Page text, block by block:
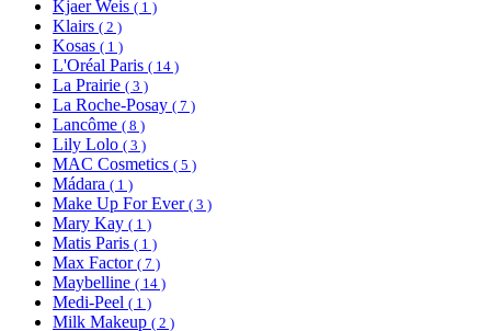
Kjaer Weis ( 1 )
Klairs ( 2 )
Kosas ( 1 )
L'Oréal Paris ( 14 )
La Prairie ( 3 )
La Roche-Posay ( 7 )
Lancôme ( 8 )
Lily Lolo ( 3 )
MAC Cosmetics ( 5 )
Mádara ( 1 )
Make Up For Ever ( 3 )
Mary Kay ( 1 )
Matis Paris ( 1 )
Max Factor ( 7 )
Maybelline ( 14 )
Medi-Peel ( 1 )
Milk Makeup ( 2 )